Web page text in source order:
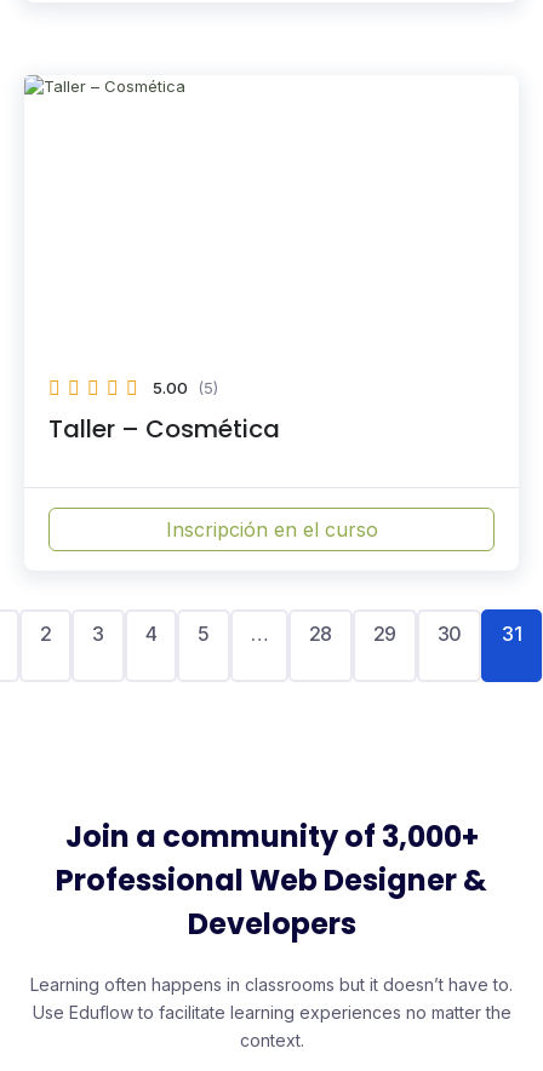
5.00 (5)
Taller – Cosmética
Inscripción en el curso
2 3 4 5 … 28 29 30 31
Join a community of 3,000+
Professional Web Designer &
Developers
Learning often happens in classrooms but it doesn’t have to.
Use Eduflow to facilitate learning experiences no matter the
context.